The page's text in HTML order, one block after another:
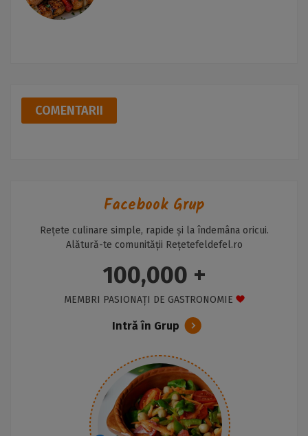
COMENTARII
Facebook Grup
Rețete culinare simple, rapide și la îndemâna oricui.
Alătură-te comunității Rețetefeldefel.ro
100,000 +
MEMBRI PASIONAȚI DE GASTRONOMIE
Intră în Grup